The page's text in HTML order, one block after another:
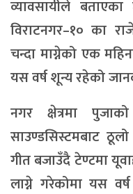
व्यावसायीले
विराटनगर–१० का
चन्दा माग्नेको एक
यस वर्ष शून्य रहेको
नगर क्षेत्रमा
साउण्डसिस्टमबाट
गीत बजाउँदै टेण्टमा
लाग्ने गरेकोमा यस